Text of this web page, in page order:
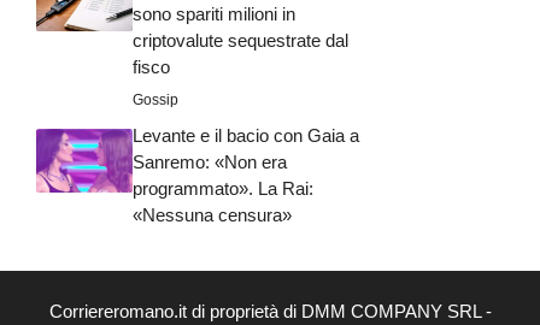
sono spariti milioni in
criptovalute sequestrate dal
fisco
Gossip
Levante e il bacio con Gaia a
Sanremo: «Non era
programmato». La Rai:
«Nessuna censura»
Corriereromano.it di proprietà di DMM COMPANY SRL -